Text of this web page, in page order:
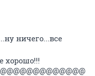
ничего...все
хорошо!!!